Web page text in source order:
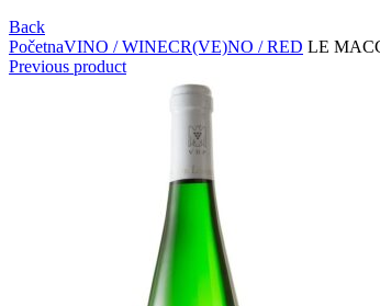
Back
PočetnaVINO / WINECR(VE)NO / RED LE
Previous product